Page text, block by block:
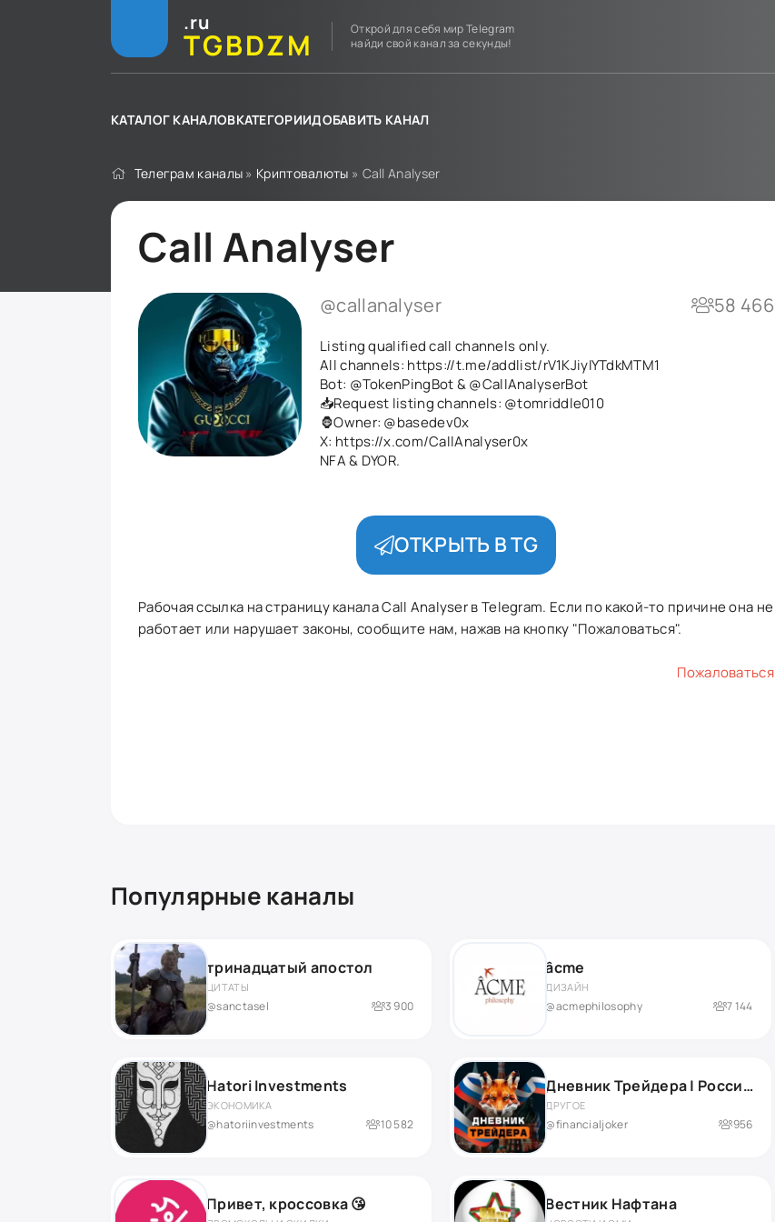
.ru
TGBDZM
Открой для себя мир Telegram
найди свой канал за секунды!
КАТАЛОГ КАНАЛОВКАТЕГОРИИДОБАВИТЬ КАНАЛ
Телеграм каналы » Криптовалюты » Call Analyser
Call Analyser
@callanalyser 58 466
Listing qualified call channels only.
All channels: https://t.me/addlist/rV1KJiyIYTdkMTM1
Bot: @TokenPingBot&@CallAnalyserBot
📥Request listing channels: @tomriddle010
🦍Owner: @basedev0x
X: https://x.com/CallAnalyser0x
NFA & DYOR.
ОТКРЫТЬ В TG
Рабочая ссылка на страницу канала Call Analyser в Telegram. Если по какой-то причине она не
работает или нарушает законы, сообщите нам, нажав на кнопку "Пожаловаться".
Пожаловаться
Популярные каналы
тринадцатый апостол
ЦИТАТЫ
@sanctasel 3 900
âcme
ДИЗАЙН
@acmephilosophy 7 144
Hatori Investments
ЭКОНОМИКА
@hatoriinvestments 10 582
Дневник Трейдера | Российский рынок
ДРУГОЕ
@financialjoker 956
Привет, кроссовка 😘 Вестник Нафтана